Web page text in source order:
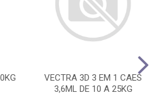
VECTRA 3D 3 EM 1 CAES
3,6ML DE 10 A 25KG